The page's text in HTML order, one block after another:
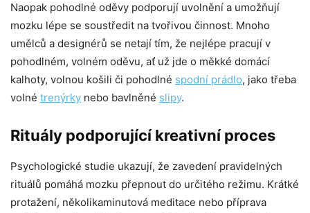
Naopak pohodlné oděvy podporují uvolnění a umožňují
mozku lépe se soustředit na tvořivou činnost. Mnoho
umělců a designérů se netají tím, že nejlépe pracují v
pohodlném, volném oděvu, ať už jde o měkké domácí
kalhoty, volnou košili či pohodlné spodní prádlo, jako třeba
volné trenýrky nebo bavlněné slipy.
Rituály podporující kreativní proces
Psychologické studie ukazují, že zavedení pravidelných
rituálů pomáhá mozku přepnout do určitého režimu. Krátké
protažení, několikaminutová meditace nebo příprava